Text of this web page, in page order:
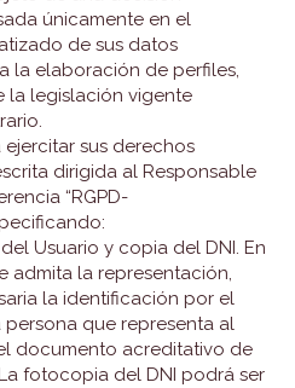
únicamente en el
de sus datos
la elaboración de perfiles,
la legislación vigente
sus derechos
dirigida al Responsable
“RGPD-
Usuario y copia del DNI. En
admita la representación,
la identificación por el
que representa al
documento acreditativo de
fotocopia del DNI podrá ser